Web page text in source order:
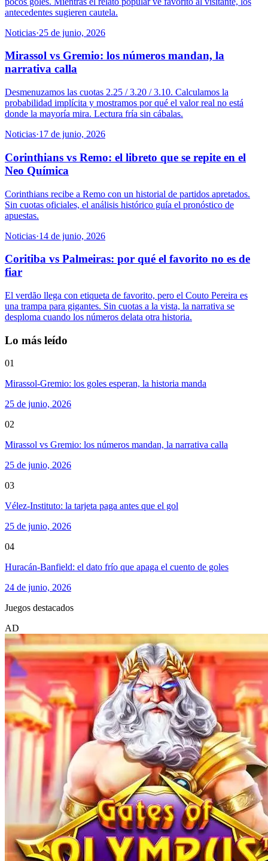
antecedentes sugieren cautela.
Noticias·25 de junio, 2026
Mirassol vs Gremio: los números mandan, la
narrativa calla
Desmenuzamos las cuotas 2.25 / 3.20 / 3.10. Calculamos la
probabilidad implícita y mostramos por qué el valor real no está
donde la mayoría mira. Lectura fría sin cábalas.
Noticias·17 de junio, 2026
Corinthians vs Remo: el libreto que se repite en el
Neo Química
Corinthians recibe a Remo con un historial de partidos apretados.
Sin cuotas oficiales, el análisis histórico guía el pronóstico de
apuestas.
Noticias·14 de junio, 2026
Coritiba vs Palmeiras: por qué el favorito no es de
fiar
El verdão llega con etiqueta de favorito, pero el Couto Pereira es
una trampa para gigantes. Sin cuotas a la vista, la narrativa se
desploma cuando los números delata otra historia.
Lo más leído
01
Mirassol-Gremio: los goles esperan, la historia manda
25 de junio, 2026
02
Mirassol vs Gremio: los números mandan, la narrativa calla
25 de junio, 2026
03
Vélez-Instituto: la tarjeta paga antes que el gol
25 de junio, 2026
04
Huracán-Banfield: el dato frío que apaga el cuento de goles
24 de junio, 2026
Juegos destacados
AD